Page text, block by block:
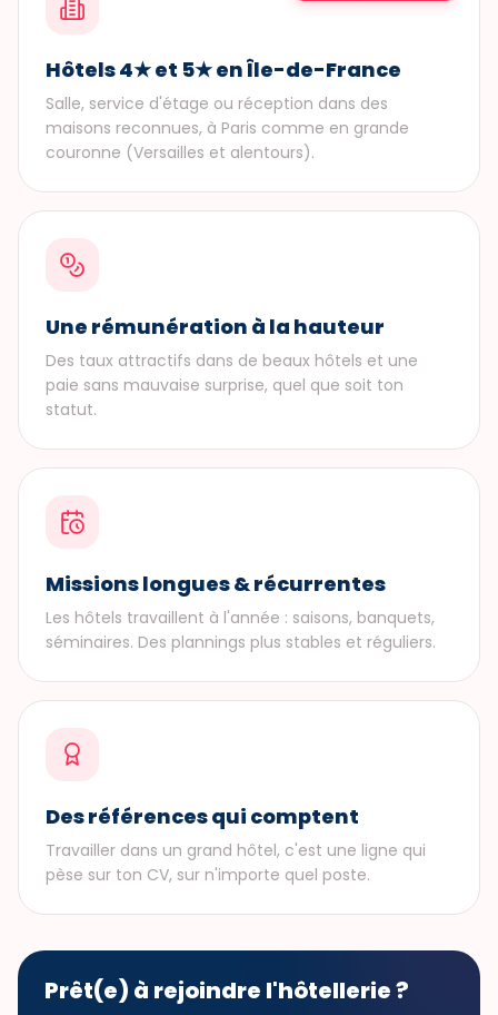
Hôtels 4★ et 5★ en Île-de-France
Salle, service d'étage ou réception dans des
maisons reconnues, à Paris comme en grande
couronne (Versailles et alentours).
Une rémunération à la hauteur
Des taux attractifs dans de beaux hôtels et une
paie sans mauvaise surprise, quel que soit ton
statut.
Missions longues & récurrentes
Les hôtels travaillent à l'année : saisons, banquets,
séminaires. Des plannings plus stables et réguliers.
Des références qui comptent
Travailler dans un grand hôtel, c'est une ligne qui
pèse sur ton CV, sur n'importe quel poste.
Prêt(e) à rejoindre l'hôtellerie ?